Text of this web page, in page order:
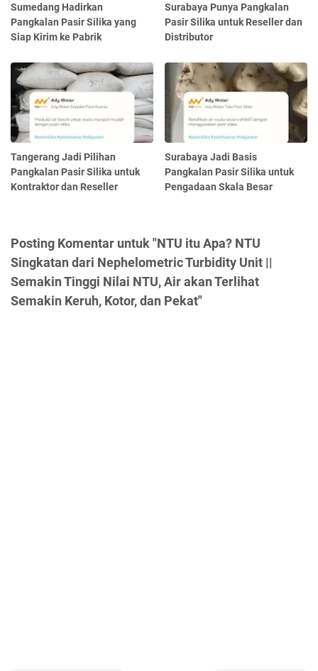
Sumedang Hadirkan
Pangkalan Pasir Silika yang
Siap Kirim ke Pabrik
Surabaya Punya Pangkalan
Pasir Silika untuk Reseller dan
Distributor
Tangerang Jadi Pilihan
Pangkalan Pasir Silika untuk
Kontraktor dan Reseller
Surabaya Jadi Basis
Pangkalan Pasir Silika untuk
Pengadaan Skala Besar
Posting Komentar untuk "NTU itu Apa? NTU
Singkatan dari Nephelometric Turbidity Unit ||
Semakin Tinggi Nilai NTU, Air akan Terlihat
Semakin Keruh, Kotor, dan Pekat"